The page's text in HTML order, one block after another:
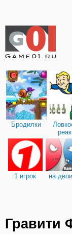
Бродилки
1 игрок на
Гравити